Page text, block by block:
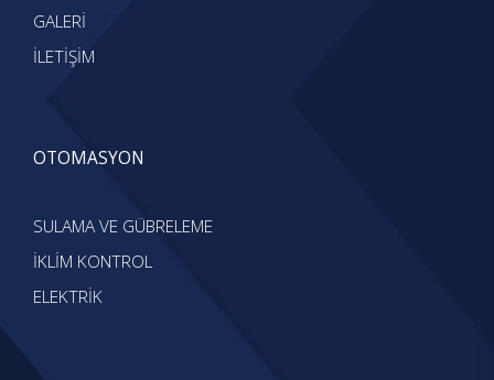
GALERİ
İLETİŞİM
OTOMASYON
SULAMA VE GÜBRELEME
İKLİM KONTROL
ELEKTRİK